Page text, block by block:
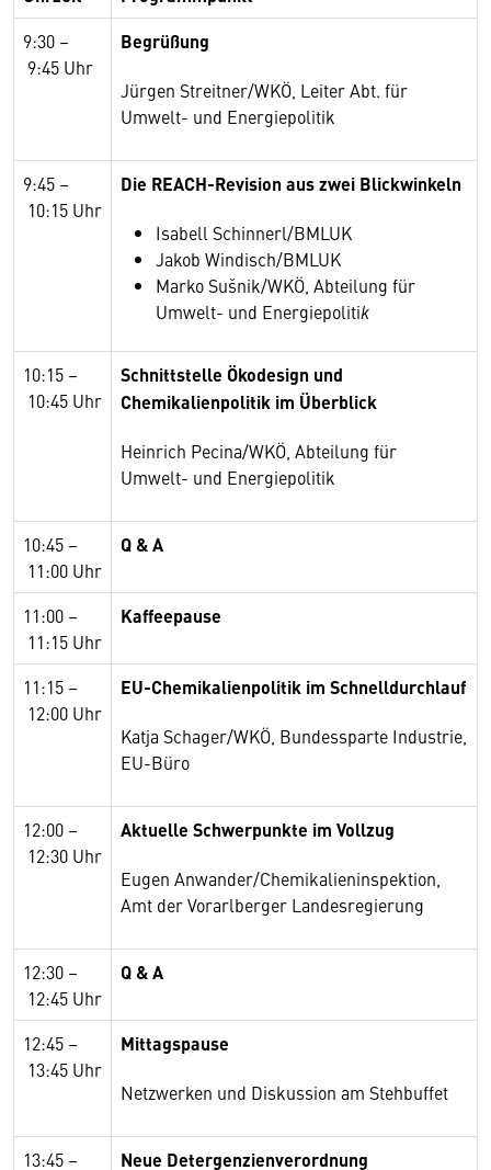
9:30 –
9:45 Uhr
Begrüßung
Jürgen Streitner/WKÖ, Leiter Abt. für
Umwelt- und Energiepolitik
9:45 –
10:15 Uhr
Die REACH-Revision aus zwei Blickwinkeln
Isabell Schinnerl/BMLUK
Jakob Windisch/BMLUK
Marko Sušnik/WKÖ, Abteilung für
Umwelt- und Energiepolitik
10:15 –
10:45 Uhr
Schnittstelle Ökodesign und
Chemikalienpolitik im Überblick
Heinrich Pecina/WKÖ, Abteilung für
Umwelt- und Energiepolitik
10:45 –
11:00 Uhr
Q & A
11:00 –
11:15 Uhr
Kaffeepause
11:15 –
12:00 Uhr
EU-Chemikalienpolitik im Schnelldurchlauf
Katja Schager/WKÖ, Bundessparte Industrie,
EU-Büro
12:00 –
12:30 Uhr
Aktuelle Schwerpunkte im Vollzug
Eugen Anwander/Chemikalieninspektion,
Amt der Vorarlberger Landesregierung
12:30 –
12:45 Uhr
Q & A
12:45 –
13:45 Uhr
Mittagspause
Netzwerken und Diskussion am Stehbuffet
13:45 –
Neue Detergenzienverordnung